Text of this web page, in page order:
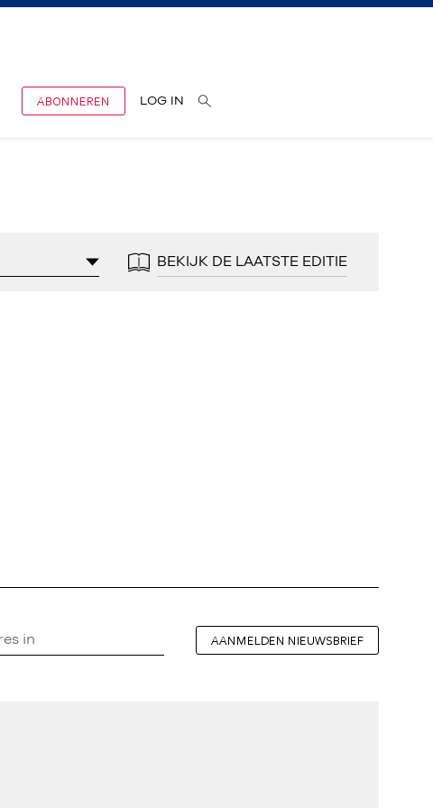
ABONNEREN LOG IN
BEKIJK DE LAATSTE EDITIE
AANMELDEN NIEUWSBRIEF